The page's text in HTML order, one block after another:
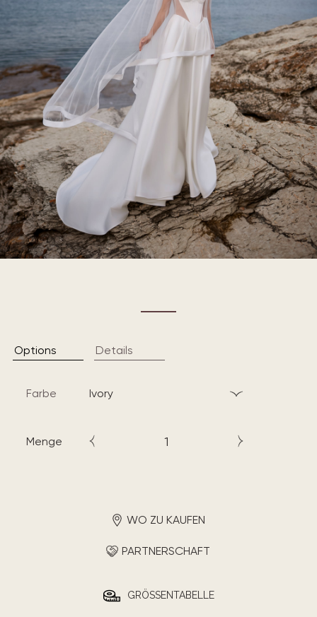
Options Details
Farbe ivory
Menge
WO ZU KAUFEN
PARTNERSCHAFT
GRÖSSENTABELLE